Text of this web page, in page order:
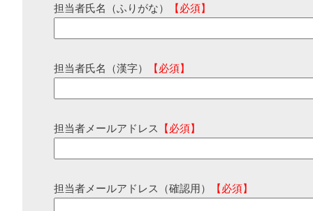
担当者氏名（ふりがな） 【必須】
担当者氏名（漢字） 【必須】
担当者メールアドレス 【必須】
担当者メールアドレス（確認用） 【必須】